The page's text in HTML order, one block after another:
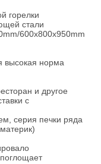
горелки
стали
600x800x950mm
высокая норма
и другое
с
серия печки ряда